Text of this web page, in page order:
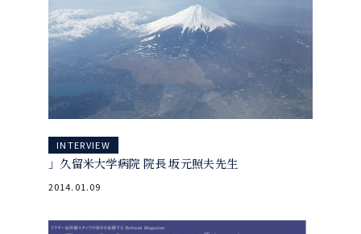
INTERVIEW
」久留米大学病院 院長 坂元照夫先生
2014.01.09